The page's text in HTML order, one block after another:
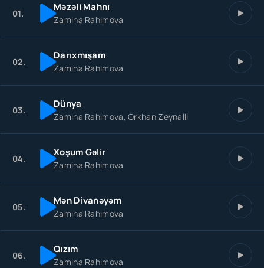
01. Məzəli Mahnı
Zamina Rahimova
02. Darıxmışam
Zamina Rahimova
03. Dünya
Zamina Rahimova, Orkhan Zeynalli
04. Xoşum Gəlir
Zamina Rahimova
05. Mən Divanəyəm
Zamina Rahimova
06. Qızım
Zamina Rahimova